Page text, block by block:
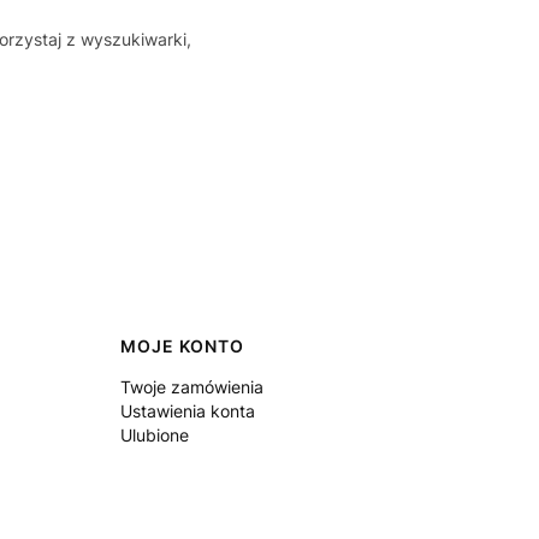
z wyszukiwarki,
MOJE KONTO
Twoje zamówienia
Ustawienia konta
Ulubione